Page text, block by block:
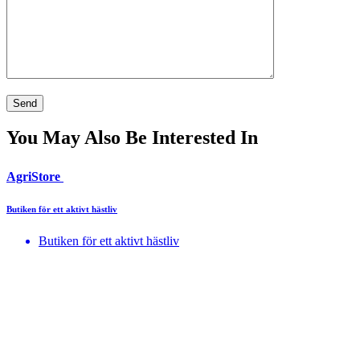
You May Also Be Interested In
AgriStore
Butiken för ett aktivt hästliv
Butiken för ett aktivt hästliv